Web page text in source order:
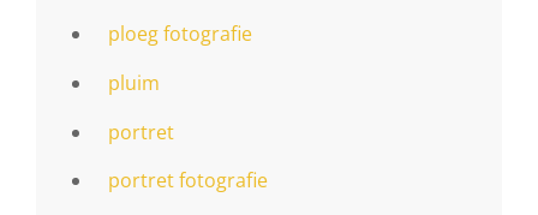
ploeg fotografie
pluim
portret
portret fotografie